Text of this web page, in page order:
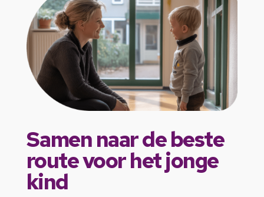
Samen naar de beste
route voor het jonge
kind